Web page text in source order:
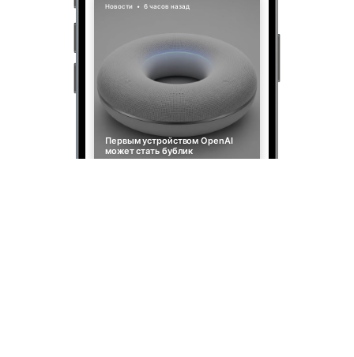
Новости • 6 часов назад
Первым устройством OpenAI
может стать бублик